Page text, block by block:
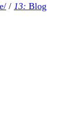
/ 13: Blog